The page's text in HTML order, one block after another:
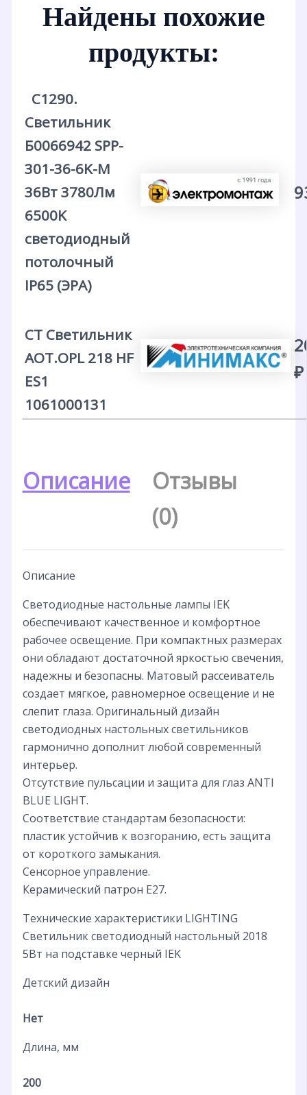
Найдены похожие
продукты:
С1290.
Светильник
Б0066942 SPP-
301-36-6K-M
36Вт 3780Лм
6500K
светодиодный
потолочный
IP65 (ЭРА)
CT Светильник
AOT.OPL 218 HF
ES1
1061000131
₽
Описание
Отзывы
(0)
Описание
Светодиодные настольные лампы IEK
обеспечивают качественное и комфортное
рабочее освещение. При компактных размерах
они обладают достаточной яркостью свечения,
надежны и безопасны. Матовый рассеиватель
создает мягкое, равномерное освещение и не
слепит глаза. Оригинальный дизайн
светодиодных настольных светильников
гармонично дополнит любой современный
интерьер.
Отсутствие пульсации и защита для глаз ANTI
BLUE LIGHT.
Соответствие стандартам безопасности:
пластик устойчив к возгоранию, есть защита
от короткого замыкания.
Сенсорное управление.
Керамический патрон Е27.
Технические характеристики LIGHTING
Светильник светодиодный настольный 2018
5Вт на подставке черный IEK
Детский дизайн
Нет
Длина, мм
200